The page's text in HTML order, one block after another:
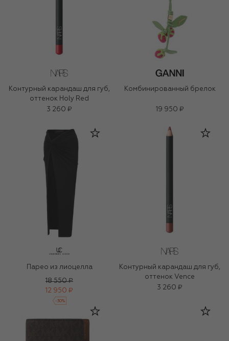
Контурный карандаш для губ,
оттенок Holy Red
3 260 ₽
Комбинированный брелок
19 950 ₽
Парео из лиоцелла
18 550 ₽
12 950 ₽
-30%
Контурный карандаш для губ,
оттенок Vence
3 260 ₽